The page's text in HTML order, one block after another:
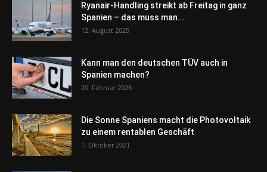
Ryanair-Handling streikt ab Freitag in ganz
Spanien – das muss man...
12. August 2025
Kann man den deutschen TÜV auch in
Spanien machen?
20. Februar 2026
Die Sonne Spaniens macht die Photovoltaik
zu einem rentablen Geschäft
1. Oktober 2021